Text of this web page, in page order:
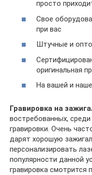
просто
Свое
при вас
Штучные и
оригинальная
На вашей и
Гравировка на
востребованных,
гравировки. Очень
дарят хорошую
персонализировать
популярности данной
гравировка смотрится